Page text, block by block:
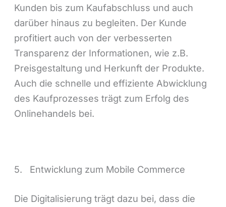
Kunden bis zum Kaufabschluss und auch
darüber hinaus zu begleiten. Der Kunde
profitiert auch von der verbesserten
Transparenz der Informationen, wie z.B.
Preisgestaltung und Herkunft der Produkte.
Auch die schnelle und effiziente Abwicklung
des Kaufprozesses trägt zum Erfolg des
Onlinehandels bei.
5. Entwicklung zum Mobile Commerce
Die Digitalisierung trägt dazu bei, dass die